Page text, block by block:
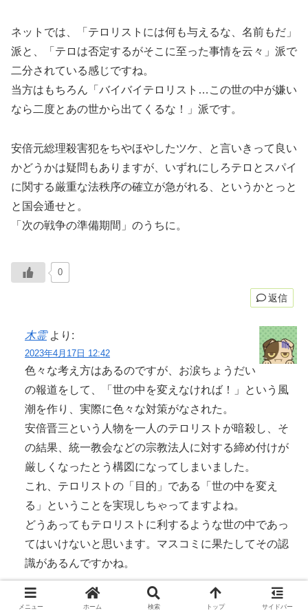
ネットでは、「テロリストには何も与えるな、名前もだ」
派と、「テロは否定するがそこに至った事情を云々」派で
二分されている感じですね。
当方はもちろん「バイバイテロリスト…この世の中が嫌い
なら二度とあの世から出てくるな！」派です。
安倍元総理殺害犯をちやほやしたツケ、と言いきって良い
かどうかは疑問もありますが、いずれにしろテロとスパイ
に関する厳重な法秩序の確立が急がれる、というかとっと
と国会通せと。
「次の戦争の準備期間」のうちに。
0
返信
木霊 より:
2023年4月17日 12:42
色々な考え方はあるのですが、お涙ちょうだい
の報道をして、「世の中を変えなければ！」という風
潮を作り、実際に色々な対策がなされた。
安倍晋三という人物を一人のテロリストが暗殺し、そ
の結果、統一教会などの宗教法人に対する締め付けが
厳しくなったとう構図になってしまいました。
これ、テロリストの「目的」である「世の中を変え
る」ということを実現しちゃってますよね。
どうあってもテロリストに利するような世の中であっ
てはいけないと思います。マスコミに果たしてその認
識があるんですかね。
メニュー ホーム 検索 トップ サイドバー